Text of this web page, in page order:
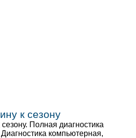
к сезону
Полная диагностика
компьютерная,